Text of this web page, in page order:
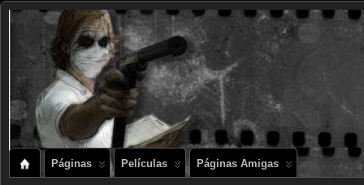
Páginas Películas Páginas Amigas